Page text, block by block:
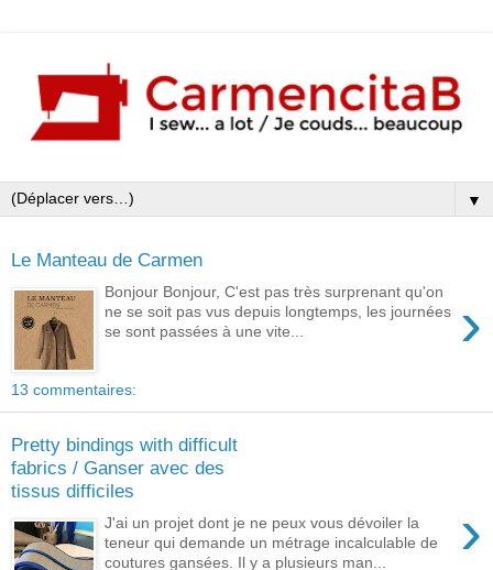
▼
Le Manteau de Carmen
›
Bonjour Bonjour, C'est pas très surprenant qu'on
ne se soit pas vus depuis longtemps, les journées
se sont passées à une vite...
13 commentaires:
Pretty bindings with difficult
fabrics / Ganser avec des
tissus difficiles
›
J'ai un projet dont je ne peux vous dévoiler la
teneur qui demande un métrage incalculable de
coutures gansées. Il y a plusieurs man...